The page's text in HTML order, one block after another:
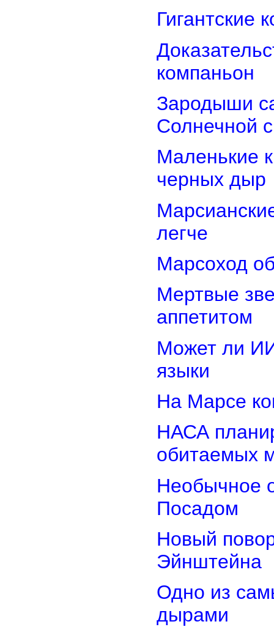
Гигантские
компаньон
Зародыши
Солнечной
Маленькие
черных дыр
легче
Марсоход
Мертвые
аппетитом
Может ли
языки
На Марсе
НАСА
обитаемых
Необычное
Посадом
Новый
Эйнштейна
Одно из
дырами